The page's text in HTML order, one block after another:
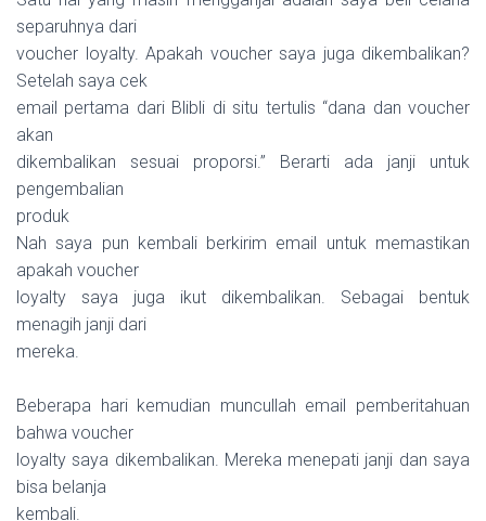
separuhnya dari
voucher loyalty. Apakah voucher saya juga dikembalikan?
Setelah saya cek
email pertama dari Blibli di situ tertulis “dana dan voucher
akan
dikembalikan sesuai proporsi.” Berarti ada janji untuk
pengembalian
produk
Nah saya pun kembali berkirim email untuk memastikan
apakah voucher
loyalty saya juga ikut dikembalikan. Sebagai bentuk
menagih janji dari
mereka.
Beberapa hari kemudian muncullah email pemberitahuan
bahwa voucher
loyalty saya dikembalikan. Mereka menepati janji dan saya
bisa belanja
kembali.